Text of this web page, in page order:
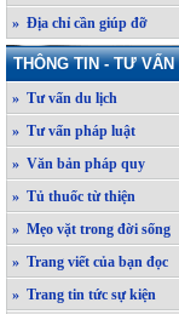
» Địa chỉ cần giúp đỡ
THÔNG TIN - TƯ VẤN
» Tư vấn du lịch
» Tư vấn pháp luật
» Văn bản pháp quy
» Tủ thuốc từ thiện
» Mẹo vặt trong đời sống
» Trang viết của bạn đọc
» Trang tin tức sự kiện